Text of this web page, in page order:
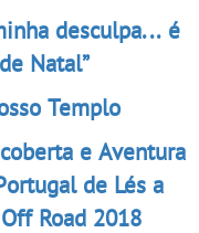
desculpa... é
Natal”
Templo
e Aventura
de Lés a
Road 2018